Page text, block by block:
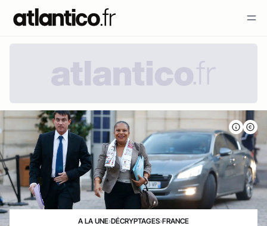
A LA UNE›DÉCRYPTAGES›FRANCE